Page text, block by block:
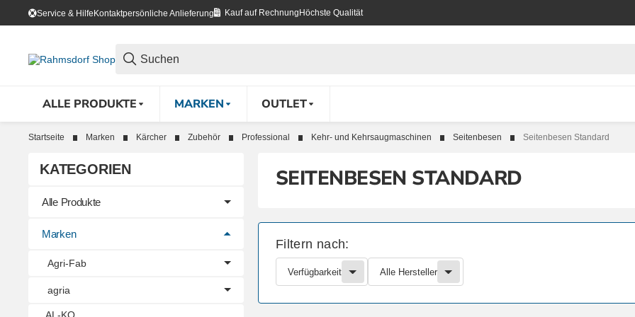
Service & HilfeKontaktpersönliche Anlieferung Kauf auf Rechnung Höchste Qualität
ALLE PRODUKTE MARKEN OUTLET
Startseite Marken Kärcher Zubehör Professional Kehr- und Kehrsaugmaschinen Seitenbesen Seitenbesen Standard
SEITENBESEN STANDARD
Filtern nach:
Verfügbarkeit Alle Hersteller
KATEGORIEN
Alle Produkte
Marken
Agri-Fab
agria
AL-KO